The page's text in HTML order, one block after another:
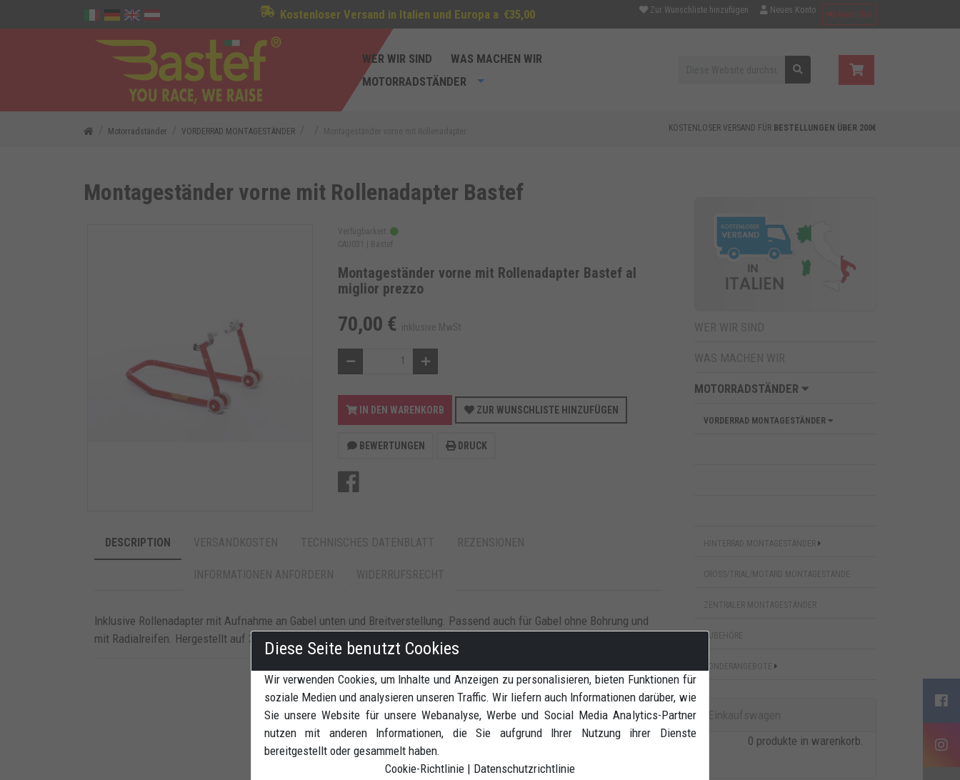
Kostenloser Versand in Italien und Europa a €35,00 Zur Wunschliste hinzufügen Neues Konto Anmelden
WER WIR SIND
WAS MACHEN WIR
MOTORRADSTÄNDER
Motorradständer VORDERRAD MONTAGESTÄNDER KOSTENLOSER VERSAND FÜR BESTELLUNGEN ÜBER 200€
Montageständer vorne mit Rollenadapter Bastef
Verfügbarkeit:
CAU031 | Bastef
Montageständer vorne mit Rollenadapter Bastef al
miglior prezzo
70,00 € inklusive MwSt
IN DEN WARENKORB ZUR WUNSCHLISTE HINZUFÜGEN
BEWERTUNGEN DRUCK
DESCRIPTION VERSANDKOSTEN TECHNISCHES DATENBLATT REZENSIONEN
INFORMATIONEN ANFORDERN WIDERRUFSRECHT
Inklusive Rollenadapter mit Aufnahme an Gabel unten und Breitverstellung. Passend auch für Gabel ohne Bohrung und
mit Radialreifen. Hergestellt auf 32,5 x 2 mm Qualitätsstahlrohr. Vier verstärkte Gummiräder. Pulverlackiert Rot.
WER WIR SIND
WAS MACHEN WIR
MOTORRADSTÄNDER
VORDERRAD MONTAGESTÄNDER
HINTERRAD MONTAGESTÄNDER
CROSS/TRIAL/MOTARD MONTAGESTÄNDE
ZENTRALER MONTAGESTÄNDER
ZUBEHÖRE
SONDERANGEBOTE
0 produkte in warenkorb.
Diese Seite benutzt Cookies
Wir verwenden Cookies, um Inhalte und Anzeigen zu personalisieren, bieten Funktionen für
soziale Medien und analysieren unseren Traffic. Wir liefern auch Informationen darüber, wie
Sie unsere Website für unsere Webanalyse, Werbe und Social Media Analytics-Partner
nutzen mit anderen Informationen, die Sie aufgrund Ihrer Nutzung ihrer Dienste
bereitgestellt oder gesammelt haben.
Cookie-Richtlinie | Datenschutzrichtlinie